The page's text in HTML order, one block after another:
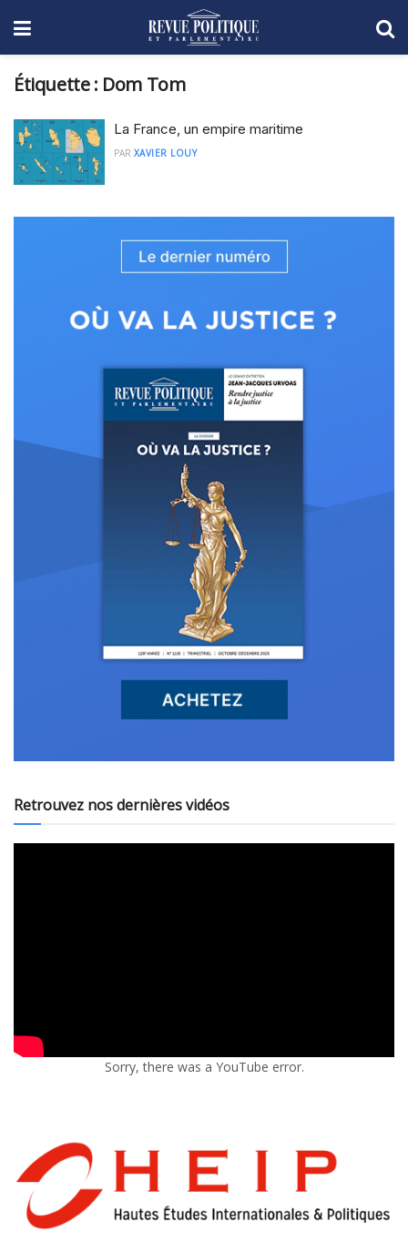
Étiquette : Dom Tom
La France, un empire maritime
PAR XAVIER LOUY
Retrouvez nos dernières vidéos
Sorry, there was a YouTube error.